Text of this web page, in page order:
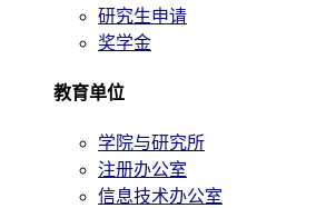
研究生申请
奖学金
教育单位
学院与研究所
注册办公室
信息技术办公室